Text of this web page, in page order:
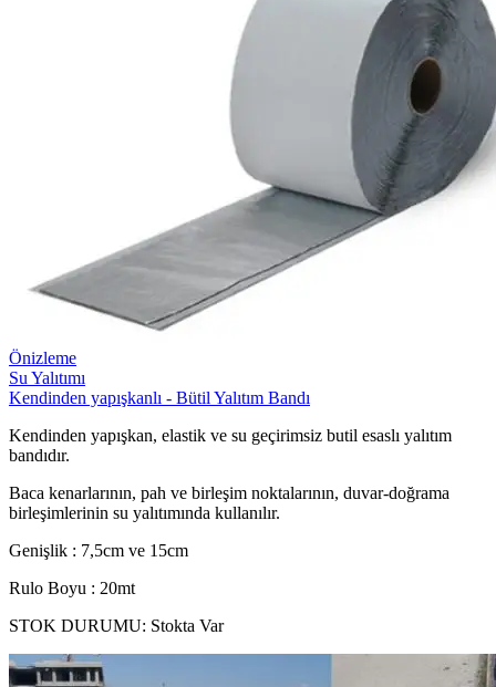
Önizleme
Su Yalıtımı
Kendinden yapışkanlı - Bütil Yalıtım Bandı
Kendinden yapışkan, elastik ve su geçirimsiz butil esaslı yalıtım
bandıdır.
Baca kenarlarının, pah ve birleşim noktalarının, duvar-doğrama
birleşimlerinin su yalıtımında kullanılır.
Genişlik : 7,5cm ve 15cm
Rulo Boyu : 20mt
STOK DURUMU: Stokta Var